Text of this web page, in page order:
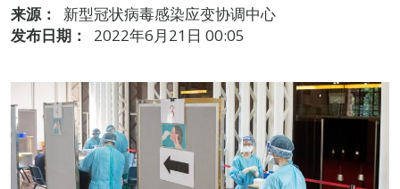
来源：
新型冠状病毒感染应变协调中心
发布日期：
2022年6月21日 00:05